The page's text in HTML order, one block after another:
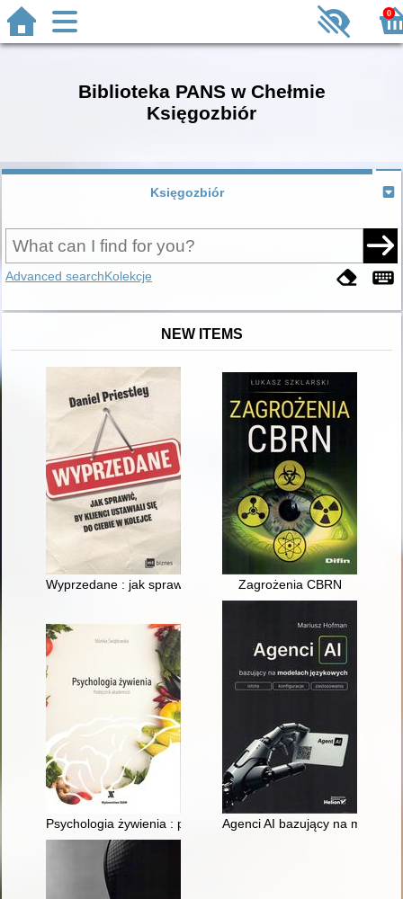
0
Biblioteka PANS w Chełmie
Księgozbiór
Księgozbiór
Advanced searchKolekcje
NEW ITEMS
Wyprzedane : jak sprawić, by klienci ustawiali się do ciebie w
Zagrożenia CBRN
Psychologia żywienia : podręcznik akademicki
Agenci AI bazujący na